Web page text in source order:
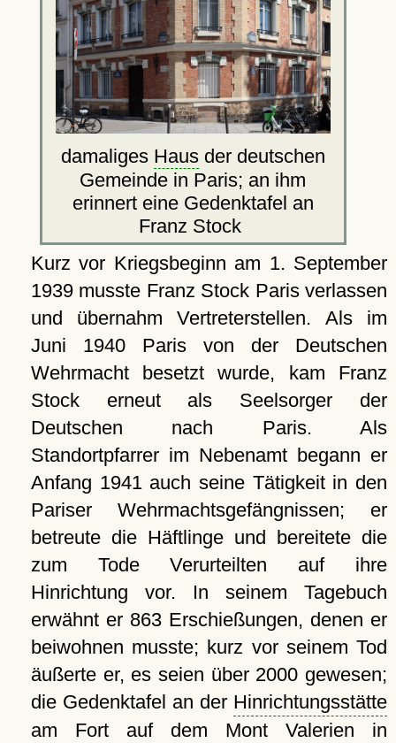
damaliges Hausder deutschen
Gemeinde in Paris; an ihm
erinnert eine Gedenktafel an
Franz Stock
Kurz vor Kriegsbeginn am 1. September
1939 musste Franz Stock Paris verlassen
und übernahm Vertreterstellen. Als im
Juni 1940 Paris von der Deutschen
Wehrmacht besetzt wurde, kam Franz
Stock erneut als Seelsorger der
Deutschen nach Paris. Als
Standortpfarrer im Nebenamt begann er
Anfang 1941 auch seine Tätigkeit in den
Pariser Wehrmachtsgefängnissen; er
betreute die Häftlinge und bereitete die
zum Tode Verurteilten auf ihre
Hinrichtung vor. In seinem Tagebuch
erwähnt er 863 Erschießungen, denen er
beiwohnen musste; kurz vor seinem Tod
äußerte er, es seien über 2000 gewesen;
die Gedenktafel an der Hinrichtungsstätte
am Fort auf dem Mont Valerien in